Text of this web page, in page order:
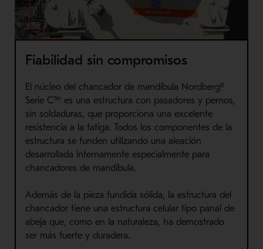
Fiabilidad sin compromisos
El núcleo del chancador de mandíbula Nordberg®
Serie C™ es una estructura con pasadores y pernos,
sin soldaduras, que proporciona una excelente
resistencia a la fatiga. Todos los componentes de la
estructura se funden utilizando una aleación
desarrollada internamente especialmente para
chancadores de mandíbula.
Además de la pieza fundida sólida, la estructura del
chancador tiene una estructura celular tipo panal de
abeja que, como en la naturaleza, ha demostrado
ser más fuerte y duradera.